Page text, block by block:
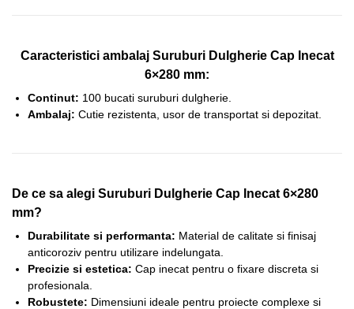
Caracteristici ambalaj Suruburi Dulgherie Cap Inecat
6×280 mm:
Continut: 100 bucati suruburi dulgherie.
Ambalaj: Cutie rezistenta, usor de transportat si depozitat.
De ce sa alegi Suruburi Dulgherie Cap Inecat 6×280
mm?
Durabilitate si performanta: Material de calitate si finisaj
anticoroziv pentru utilizare indelungata.
Precizie si estetica: Cap inecat pentru o fixare discreta si
profesionala.
Robustete: Dimensiuni ideale pentru proiecte complexe si